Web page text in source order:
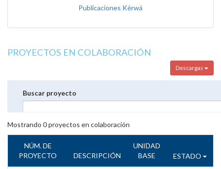
Publicaciones Kérwá
PROYECTOS EN COLABORACIÓN
Descargas
Buscar proyecto
Mostrando 0proyectos en colaboración
NÚM. DE
PROYECTO
DESCRIPCIÓN
UNIDAD
BASE
ESTADO